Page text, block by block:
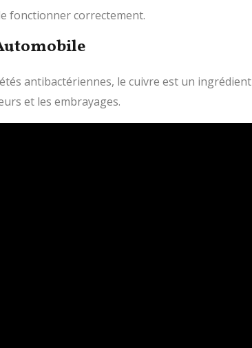
fonctionner correctement.
antibactériennes, le cuivre est un ingrédient
et les embrayages.